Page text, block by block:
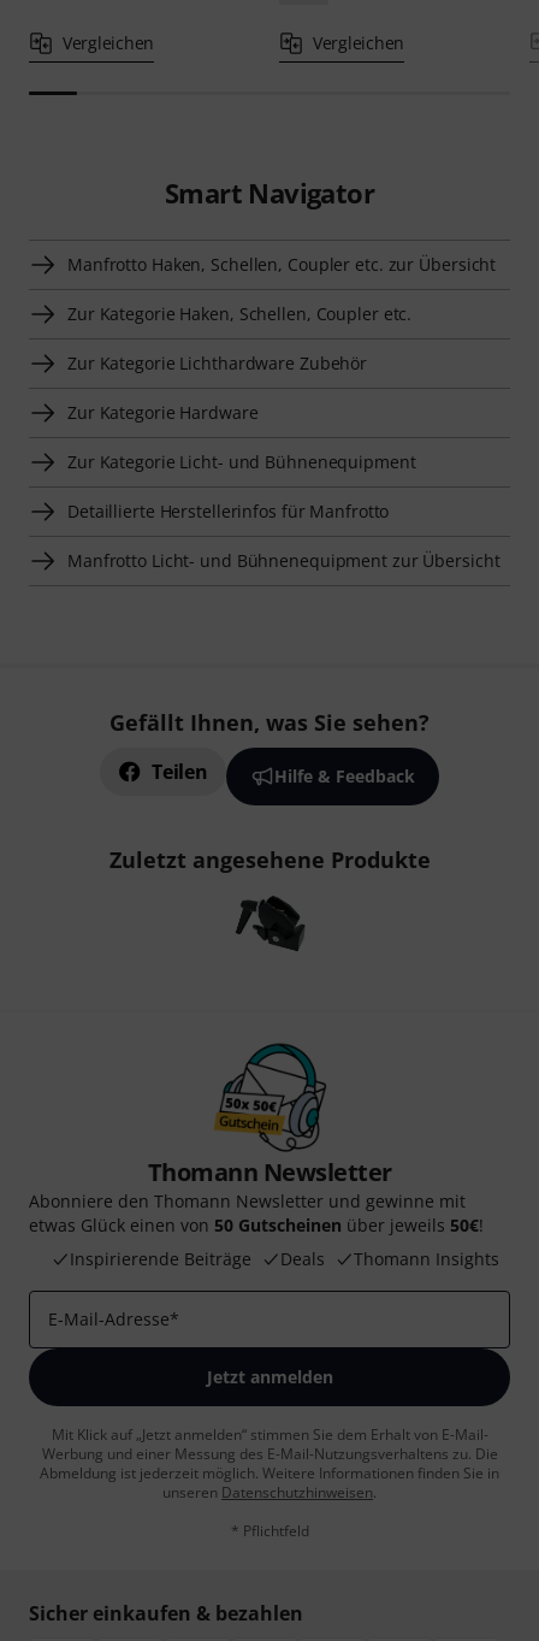
Vergleichen Vergleichen
Smart Navigator
Manfrotto Haken, Schellen, Coupler etc. zur Übersicht
Zur Kategorie Haken, Schellen, Coupler etc.
Zur Kategorie Lichthardware Zubehör
Zur Kategorie Hardware
Zur Kategorie Licht- und Bühnenequipment
Detaillierte Herstellerinfos für Manfrotto
Manfrotto Licht- und Bühnenequipment zur Übersicht
Gefällt Ihnen, was Sie sehen?
Teilen Hilfe & Feedback
Zuletzt angesehene Produkte
Thomann Newsletter
Abonniere den Thomann Newsletter und gewinne mit
etwas Glück einen von 50 Gutscheinen über jeweils 50€!
Inspirierende Beiträge
Deals Thomann Insights
E-Mail-Adresse*
Jetzt anmelden
Mit Klick auf „Jetzt anmelden“ stimmen Sie dem Erhalt von E-Mail-
Werbung und einer Messung des E-Mail-Nutzungsverhaltens zu. Die
Abmeldung ist jederzeit möglich. Weitere Informationen finden Sie in
unseren Datenschutzhinweisen.
* Pflichtfeld
Sicher einkaufen & bezahlen